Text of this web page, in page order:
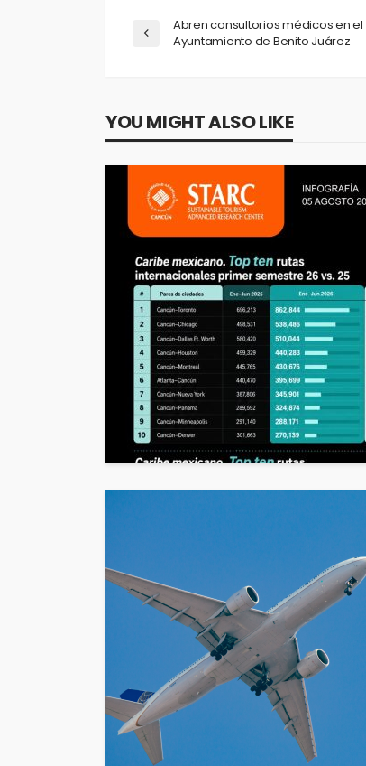
Abren consultorios médicos en el
Ayuntamiento de Benito Juárez
YOU MIGHT ALSO LIKE